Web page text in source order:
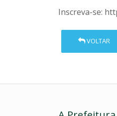
Inscreva-se:
VOLTAR